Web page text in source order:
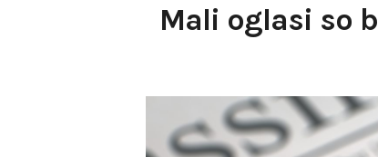
Mali oglasi so